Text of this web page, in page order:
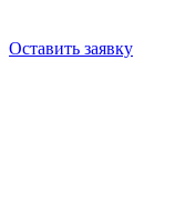
Оставить заявку